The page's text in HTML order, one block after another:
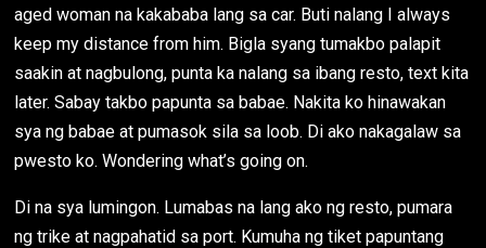
aged woman na kakababa lang sa car. Buti nalang I always
keep my distance from him. Bigla syang tumakbo palapit
saakin at nagbulong, punta ka nalang sa ibang resto, text kita
later. Sabay takbo papunta sa babae. Nakita ko hinawakan
sya ng babae at pumasok sila sa loob. Di ako nakagalaw sa
pwesto ko. Wondering what’s going on.
Di na sya lumingon. Lumabas na lang ako ng resto, pumara
ng trike at nagpahatid sa port. Kumuha ng tiket papuntang